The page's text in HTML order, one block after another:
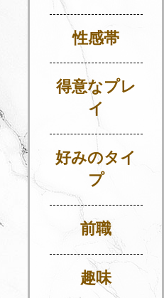
性感帯
得意なプレ
イ
好みのタイ
プ
前職
趣味